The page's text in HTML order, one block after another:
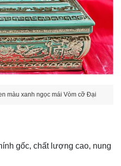
màu xanh ngọc mái Vòm cỡ Đại
gốc, chất lượng cao, nung